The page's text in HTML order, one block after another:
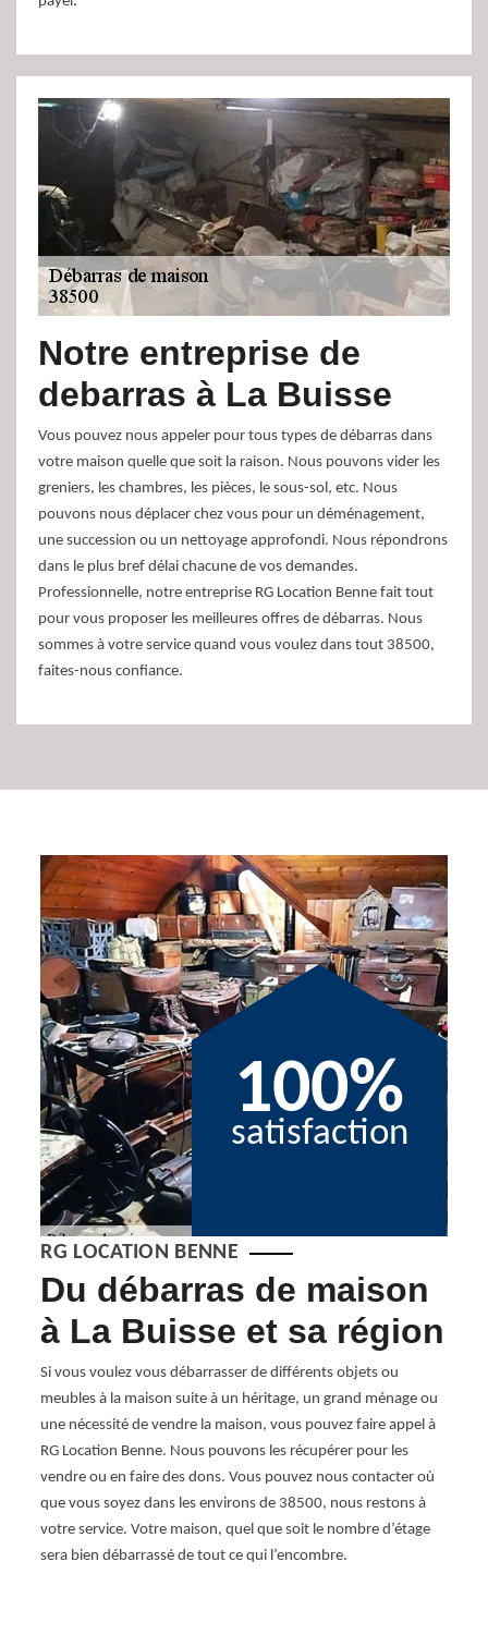
Notre entreprise de
debarras à La Buisse
Vous pouvez nous appeler pour tous types de débarras dans
votre maison quelle que soit la raison. Nous pouvons vider les
greniers, les chambres, les pièces, le sous-sol, etc. Nous
pouvons nous déplacer chez vous pour un déménagement,
une succession ou un nettoyage approfondi. Nous répondrons
dans le plus bref délai chacune de vos demandes.
Professionnelle, notre entreprise RG Location Benne fait tout
pour vous proposer les meilleures offres de débarras. Nous
sommes à votre service quand vous voulez dans tout 38500,
faites-nous confiance.
100%
satisfaction
RG LOCATION BENNE
Du débarras de maison
à La Buisse et sa région
Si vous voulez vous débarrasser de différents objets ou
meubles à la maison suite à un héritage, un grand ménage ou
une nécessité de vendre la maison, vous pouvez faire appel à
RG Location Benne. Nous pouvons les récupérer pour les
vendre ou en faire des dons. Vous pouvez nous contacter où
que vous soyez dans les environs de 38500, nous restons à
votre service. Votre maison, quel que soit le nombre d’étage
sera bien débarrassé de tout ce qui l’encombre.